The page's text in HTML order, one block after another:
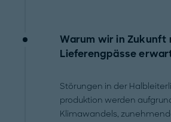
Warum wir in Zukunft
Lieferengpässe
Störungen in der
produktion werden
Klimawandels,